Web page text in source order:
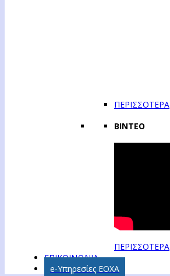
ΠΕΡΙΣΣΟΤΕΡΑ
ΒΙΝΤΕΟ
ΠΕΡΙΣΣΟΤΕΡΑ
ΕΠΙΚΟΙΝΩΝΙΑ
e-Υπηρεσίες ΕΟΧΑ